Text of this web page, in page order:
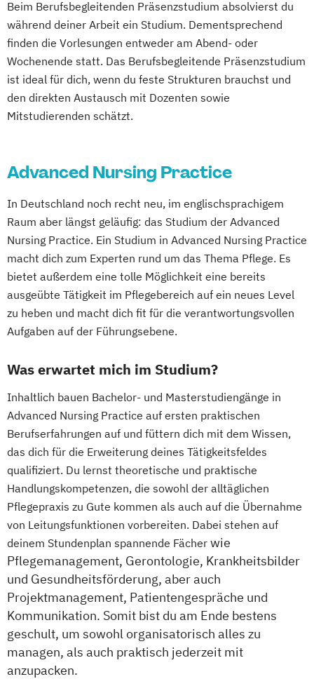
Beim Berufsbegleitenden Präsenzstudium absolvierst du
während deiner Arbeit ein Studium. Dementsprechend
finden die Vorlesungen entweder am Abend- oder
Wochenende statt. Das Berufsbegleitende Präsenzstudium
ist ideal für dich, wenn du feste Strukturen brauchst und
den direkten Austausch mit Dozenten sowie
Mitstudierenden schätzt.
Advanced Nursing Practice
In Deutschland noch recht neu, im englischsprachigem
Raum aber längst geläufig: das Studium der Advanced
Nursing Practice. Ein Studium in Advanced Nursing Practice
macht dich zum Experten rund um das Thema Pflege. Es
bietet außerdem eine tolle Möglichkeit eine bereits
ausgeübte Tätigkeit im Pflegebereich auf ein neues Level
zu heben und macht dich fit für die verantwortungsvollen
Aufgaben auf der Führungsebene.
Was erwartet mich im Studium?
Inhaltlich bauen Bachelor- und Masterstudiengänge in
Advanced Nursing Practice auf ersten praktischen
Berufserfahrungen auf und füttern dich mit dem Wissen,
das dich für die Erweiterung deines Tätigkeitsfeldes
qualifiziert. Du lernst theoretische und praktische
Handlungskompetenzen, die sowohl der alltäglichen
Pflegepraxis zu Gute kommen als auch auf die Übernahme
von Leitungsfunktionen vorbereiten. Dabei stehen auf
deinem Stundenplan spannende Fächer wie
Pflegemanagement, Gerontologie, Krankheitsbilder
und Gesundheitsförderung, aber auch
Projektmanagement, Patientengespräche und
Kommunikation. Somit bist du am Ende bestens
geschult, um sowohl organisatorisch alles zu
managen, als auch praktisch jederzeit mit
anzupacken.